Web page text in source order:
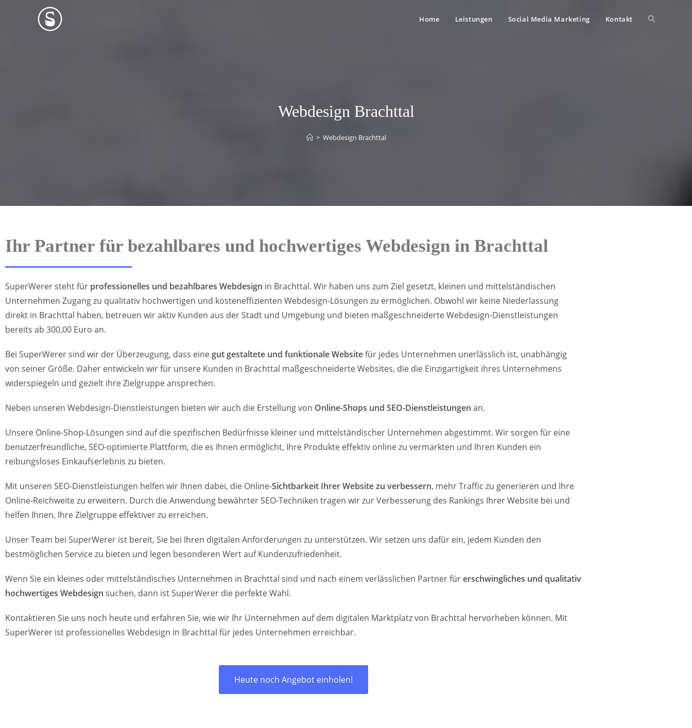
Home Leistungen Social Media Marketing Kontakt
Webdesign Brachttal
> Webdesign Brachttal
Ihr Partner für bezahlbares und hochwertiges Webdesign in Brachttal
SuperWerer steht für professionelles und bezahlbares Webdesign in Brachttal. Wir haben uns zum Ziel gesetzt, kleinen und mittelständischen
Unternehmen Zugang zu qualitativ hochwertigen und kosteneffizienten Webdesign-Lösungen zu ermöglichen. Obwohl wir keine Niederlassung
direkt in Brachttal haben, betreuen wir aktiv Kunden aus der Stadt und Umgebung und bieten maßgeschneiderte Webdesign-Dienstleistungen
bereits ab 300,00 Euro an.
Bei SuperWerer sind wir der Überzeugung, dass eine gut gestaltete und funktionale Websitefür jedes Unternehmen unerlässlich ist, unabhängig
von seiner Größe. Daher entwickeln wir für unsere Kunden in Brachttal maßgeschneiderte Websites, die die Einzigartigkeit ihres Unternehmens
widerspiegeln und gezielt ihre Zielgruppe ansprechen.
Neben unseren Webdesign-Dienstleistungen bieten wir auch die Erstellung von Online-Shops und SEO-Dienstleistungen an.
Unsere Online-Shop-Lösungen sind auf die spezifischen Bedürfnisse kleiner und mittelständischer Unternehmen abgestimmt. Wir sorgen für eine
benutzerfreundliche, SEO-optimierte Plattform, die es Ihnen ermöglicht, Ihre Produkte effektiv online zu vermarkten und Ihren Kunden ein
reibungsloses Einkaufserlebnis zu bieten.
Mit unseren SEO-Dienstleistungen helfen wir Ihnen dabei, die Online-Sichtbarkeit Ihrer Website zu verbessern, mehr Traffic zu generieren und Ihre
Online-Reichweite zu erweitern. Durch die Anwendung bewährter SEO-Techniken tragen wir zur Verbesserung des Rankings Ihrer Website bei und
helfen Ihnen, Ihre Zielgruppe effektiver zu erreichen.
Unser Team bei SuperWerer ist bereit, Sie bei Ihren digitalen Anforderungen zu unterstützen. Wir setzen uns dafür ein, jedem Kunden den
bestmöglichen Service zu bieten und legen besonderen Wert auf Kundenzufriedenheit.
Wenn Sie ein kleines oder mittelständisches Unternehmen in Brachttal sind und nach einem verlässlichen Partner fürerschwingliches und qualitativ
hochwertiges Webdesign suchen, dann ist SuperWerer die perfekte Wahl.
Kontaktieren Sie uns noch heute und erfahren Sie, wie wir Ihr Unternehmen auf dem digitalen Marktplatz von Brachttal hervorheben können. Mit
SuperWerer ist professionelles Webdesign in Brachttal für jedes Unternehmen erreichbar.
Heute noch Angebot einholen!